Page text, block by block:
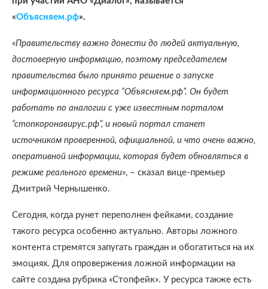
«Объясняем.рф».
«Правительству важно донести до людей актуальную,
достоверную информацию, поэтому председателем
правительства было принято решение о запуске
информационного ресурса “Объясняем.рф”. Он будет
работать по аналогии с уже известным порталом
“стопкоронавирус.рф”, и новый портал станет
источником проверенной, официальной, и что очень важно,
оперативной информации, которая будет обновляться в
режиме реального времени», – сказал вице-премьер
Дмитрий Чернышенко.
Сегодня, когда рунет переполнен фейками, создание
такого ресурса особенно актуально. Авторы ложного
контента стремятся запугать граждан и обогатиться на их
эмоциях. Для опровержения ложной информации на
сайте создана рубрика «Стопфейк». У ресурса также есть